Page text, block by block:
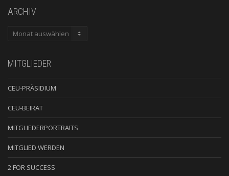
ARCHIV
ARCHIV
MITGLIEDER
CEU-PRÄSIDIUM
CEU-BEIRAT
MITGLIEDERPORTRAITS
MITGLIED WERDEN
2 FOR SUCCESS